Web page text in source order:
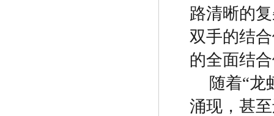
路清晰的
双手的结
的全面结
随着“龙
涌现，甚